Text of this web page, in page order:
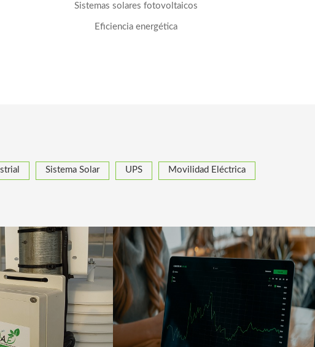
Sistemas solares fotovoltaicos
Eficiencia energética
Sistema Solar UPS Movilidad Eléctrica